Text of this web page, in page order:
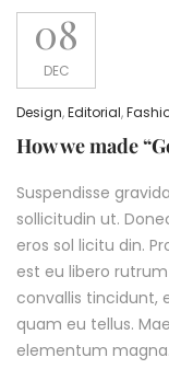
08
DEC
Design,Editorial,
How we made
Suspendisse
sollicitudin ut.
eros sol licitu din.
est eu libero
convallis tincidunt,
quam eu tellus.
elementum